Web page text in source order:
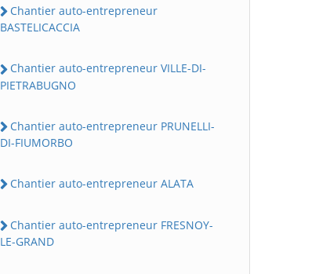
Chantier auto-entrepreneur
BASTELICACCIA
Chantier auto-entrepreneur VILLE-DI-
PIETRABUGNO
Chantier auto-entrepreneur PRUNELLI-
DI-FIUMORBO
Chantier auto-entrepreneur ALATA
Chantier auto-entrepreneur FRESNOY-
LE-GRAND